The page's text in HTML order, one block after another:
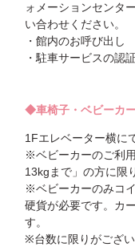
ォメーションセンタ
い合わせください。
・館内のお呼び出し
・駐車サービスの認
◆車椅子・ベビーカ
1Fエレベーター横に
※ベビーカーのご利
13kgまで」の方に限
※ベビーカーのみコ
硬貨が必要です。カ
す。
※台数に限りがござい